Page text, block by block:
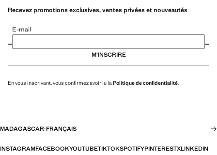
Recevez promotions exclusives, ventes privées et nouveautés
E-mail
M’INSCRIRE
En vous inscrivant, vous confirmez avoir lu la Politique de confidentialité.
MADAGASCAR·FRANÇAIS
INSTAGRAMFACEBOOKYOUTUBETIKTOKSPOTIFYPINTERESTXLINKEDIN